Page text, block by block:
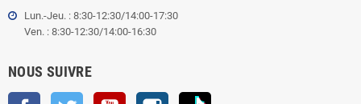
Lun.-Jeu. : 8:30-12:30/14:00-17:30
Ven. : 8:30-12:30/14:00-16:30
NOUS SUIVRE
Facebook Twitter YouTube Instagram